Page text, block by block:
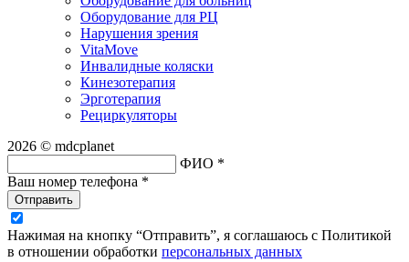
Оборудование для РЦ
Нарушения зрения
VitaMove
Инвалидные коляски
Кинезотерапия
Эрготерапия
Рециркуляторы
2026 © mdcplanet
ФИО *
Ваш номер телефона *
Отправить
Нажимая на кнопку “Отправить”, я соглашаюсь с Политикой
в отношении обработки персональных данных